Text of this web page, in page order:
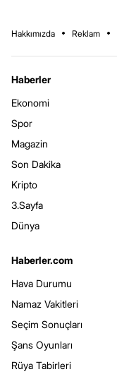
Hakkımızda Reklam
Haberler
Ekonomi
Spor
Magazin
Son Dakika
Kripto
3.Sayfa
Dünya
Haberler.com
Hava Durumu
Namaz Vakitleri
Seçim Sonuçları
Şans Oyunları
Rüya Tabirleri